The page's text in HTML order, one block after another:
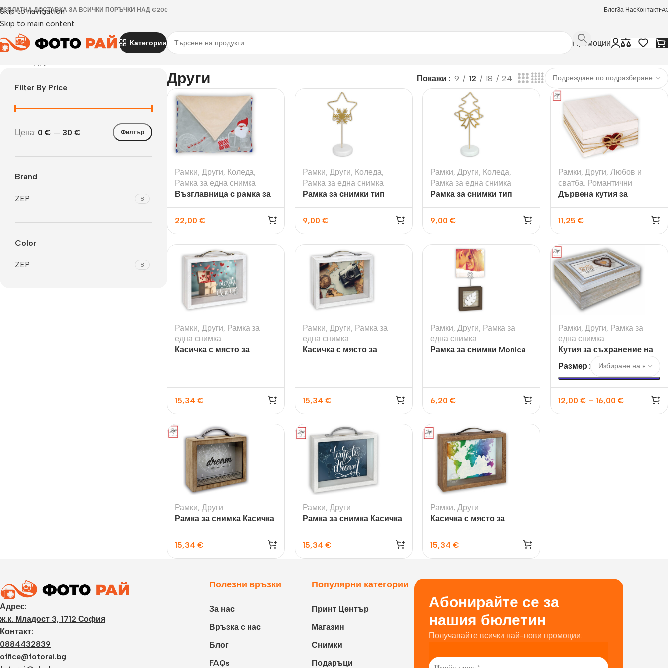
Skip to navigation
Skip to main content
ДОСТАВКА ЗА ВСИЧКИ ПОРЪЧКИ НАД €200 БлогЗа НасКонтакт
Категории
Голям формат
Печат върху канава
Декорация За
пенокартон
Фотокнига
Текстил И
Тениски
Торбички
Фото пъзел 120
Магнити
Други
Промоции
Filter By Price
Филтър
Цена: 0 € — 30 €
Brand
ZEP 8
Color
ZEP 8
Други Покажи 9 12 18 24
Рамки, Други, Коледа,
Рамка за една снимка
Възглавница с рамка за
снимка Letter
22,00 €
Рамки, Други, Коледа,
Рамка за една снимка
Рамка за снимки тип
стойка Moritz
9,00 €
Рамки, Други, Коледа,
Рамка за една снимка
Рамка за снимки тип
стойка Moritz
9,00 €
Рамки, Други, Любов и
сватба, Романтични
Дървена кутия за
съхранение Luana
11,25 €
Рамки, Други, Рамка за
една снимка
Касичка с място за
15,34 €
Рамки, Други, Рамка за
една снимка
Касичка с място за
15,34 €
Рамки, Други, Рамка за
една снимка
Рамка за снимки Monica
6,20 €
Рамки, Други, Рамка за
една снимка
Кутия за съхранение на
снимки Zacapa Box
Размер
12,00 € – 16,00 €
Рамки, Други
Рамка за снимка Касичка
15,34 €
Рамки, Други
Рамка за снимка Касичка
15,34 €
Рамки, Други
Касичка с място за
15,34 €
Адрес:
ж.к. Младост 3, 1712 София
Контакт:
0884432839
office@fotorai.bg
Полезни връзки
За нас
Връзка с нас
Блог
FAQs
Популярни категории
Принт Център
Магазин
Снимки
Подаръци
Абонирайте се за
нашия бюлетин
Получавайте всички най-нови промоции.